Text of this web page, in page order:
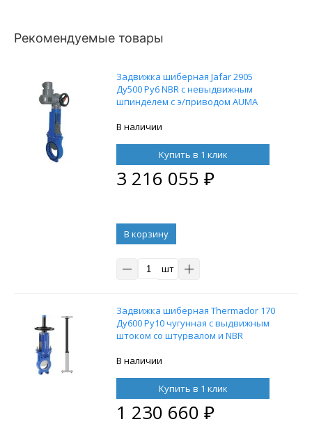
Рекомендуемые товары
Задвижка шиберная Jafar 2905
Ду500 Ру6 NBR с невыдвижным
шпинделем с э/приводом AUMA
В наличии
Купить в 1 клик
3 216 055 ₽
В корзину
шт
Задвижка шиберная Thermador 170
Ду600 Ру10 чугунная с выдвижным
штоком со штурвалом и NBR
штоком 1700-2900 мм, на штурвал,
В наличии
Купить в 1 клик
1 230 660 ₽